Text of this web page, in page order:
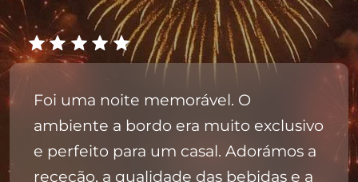
Foi uma noite memorável. O
ambiente a bordo era muito exclusivo
e perfeito para um casal. Adorámos a
receção, a qualidade das bebidas e a